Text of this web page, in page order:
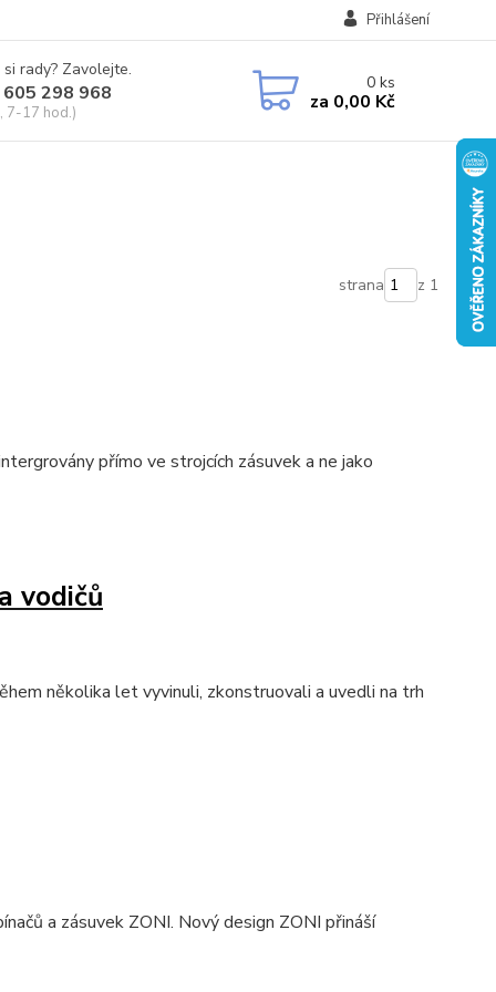
Přihlášení
rady? Zavolejte.
298 968
7-17 hod.)
0ks
za 0,00 Kč
strana z 1
přímo ve strojcích zásuvek a ne jako
vodičů
několika let vyvinuli, zkonstruovali a uvedli na trh
a zásuvek ZONI. Nový design ZONI přináší